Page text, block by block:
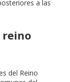
a las
reino
del Reino